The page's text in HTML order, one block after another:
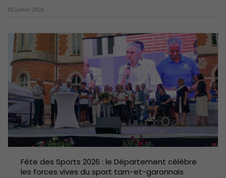
02 juillet 2026
Fête des Sports 2026 : le Département célèbre
les forces vives du sport tarn-et-garonnais